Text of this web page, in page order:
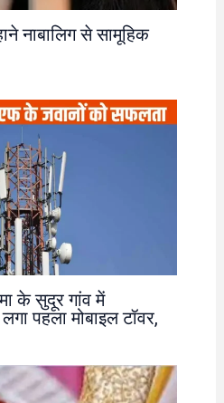
नाबालिग से सामूहिक
के सुदूर गांव में
पहला मोबाइल टॉवर,